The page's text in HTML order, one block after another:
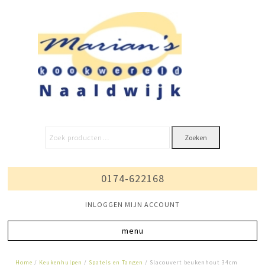
Zoeken
0174-622168
INLOGGEN MIJN ACCOUNT
Home / Keukenhulpen / Spatels en Tangen / Slacouvert beukenhout 34cm